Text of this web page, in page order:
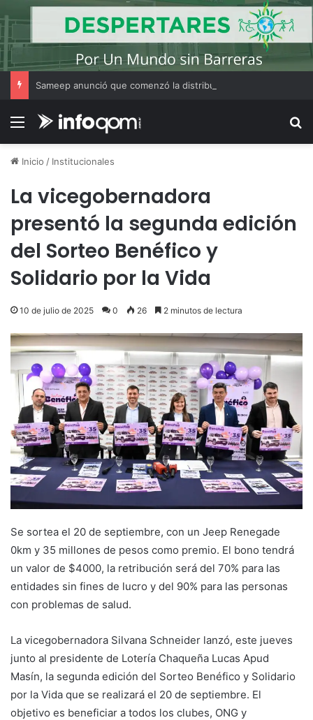
Menú
Inicio / Institucionales
La vicegobernadora
presentó la segunda edición
del Sorteo Benéfico y
Solidario por la Vida
10 de julio de 2025 0 26 2 minutos de lectura
Se sortea el 20 de septiembre, con un Jeep Renegade
0km y 35 millones de pesos como premio. El bono tendrá
un valor de $4000, la retribución será del 70% para las
entidades sin fines de lucro y del 90% para las personas
con problemas de salud.
La vicegobernadora Silvana Schneider lanzó, este jueves
junto al presidente de Lotería Chaqueña Lucas Apud
Masín, la segunda edición del Sorteo Benéfico y Solidario
por la Vida que se realizará el 20 de septiembre. El
objetivo es beneficiar a todos los clubes, ONG y